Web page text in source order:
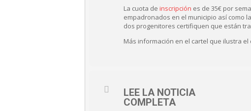
La cuota de inscripción es de 35€ por
empadronados en el municipio así como
dos progenitores certifiquen que están
Más información en el cartel que ilustra
LEE LA NOTICIA
COMPLETA